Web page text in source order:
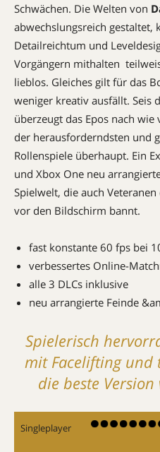
Schwächen. Die Welten von
abwechslungsreich gestaltet,
Detailreichtum und
Vorgängern mithalten 
lieblos. Gleiches gilt für das
weniger kreativ ausfällt.
überzeugt das Epos nach
der herausforderndsten und
Rollenspiele überhaupt. Ein
und Xbox One neu
Spielwelt, die auch
vor den Bildschirm bannt.
fast konstante 60 fps bei
verbessertes Online-
alle 3 DLCs inklusive
neu arrangierte Feinde
Spielerisch
mit Facelifting und
die beste Version
Singleplayer